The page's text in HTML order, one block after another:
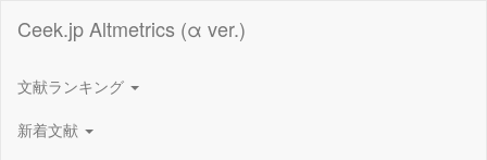
Ceek.jp Altmetrics (α ver.)
文献ランキング
新着文献